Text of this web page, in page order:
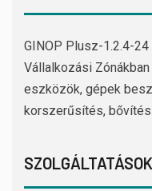
GINOP Plusz-1.2.4-
Vállalkozási
eszközök, gépek
korszerűsítés, bővítés
SZOLGÁLTATÁSOK